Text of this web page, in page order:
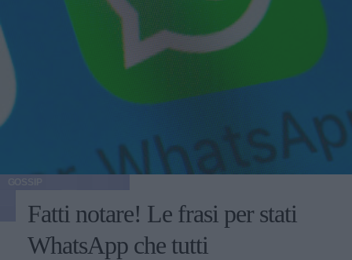
Fatti notare! Le frasi per stati
WhatsApp che tutti